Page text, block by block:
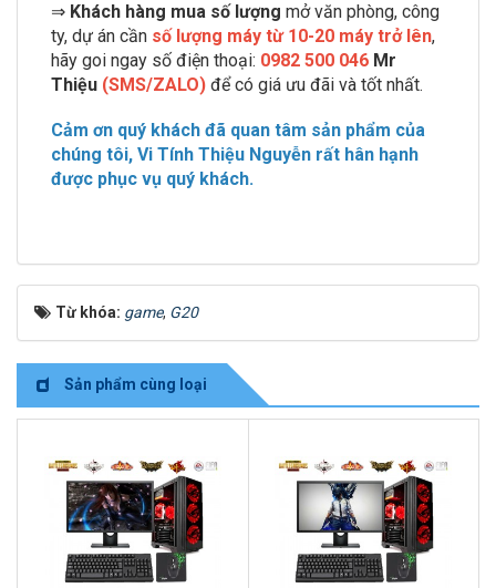
⇒ Khách hàng mua số lượng mở văn phòng, công
ty, dự án cần số lượng máy từ 10-20 máy trở lên,
hãy goi ngay số điện thoại: 0982 500 046 Mr
Thiệu (SMS/ZALO) để có giá ưu đãi và tốt nhất.
Cảm ơn quý khách đã quan tâm sản phẩm của
chúng tôi, Vi Tính Thiệu Nguyễn rất hân hạnh
được phục vụ quý khách.
Từ khóa: game, G20
Sản phẩm cùng loại